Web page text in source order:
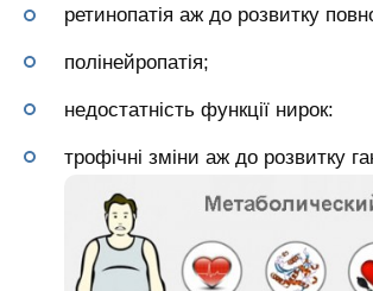
ретинопатія аж до розвитку
полінейропатія;
недостатність функції нирок:
трофічні зміни аж до розвитку